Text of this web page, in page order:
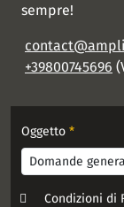
sempre!
+39800745696
Oggetto *
Condizioni di